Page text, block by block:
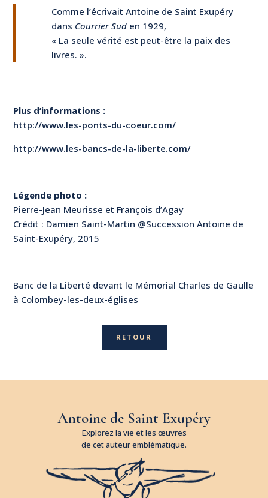
Comme l’écrivait Antoine de Saint Exupéry
dans Courrier Sud en 1929,
« La seule vérité est peut-être la paix des
livres. ».
Plus d’informations :
http://www.les-ponts-du-coeur.com/
http://www.les-bancs-de-la-liberte.com/
Légende photo :
Pierre-Jean Meurisse et François d’Agay
Crédit : Damien Saint-Martin @Succession Antoine de
Saint-Exupéry, 2015
Banc de la Liberté devant le Mémorial Charles de Gaulle
à Colombey-les-deux-églises
RETOUR
Antoine de Saint Exupéry
Explorez la vie et les œuvres
de cet auteur emblématique.